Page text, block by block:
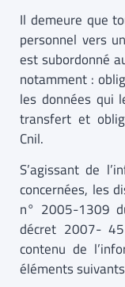
Il demeure que
personnel vers
est subordonné
notamment :
les données qui
transfert et
Cnil.
S’agissant de
concernées, les
n° 2005-1309
décret 2007-
contenu de
éléments